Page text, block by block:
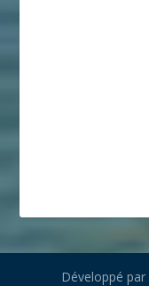
Développé par